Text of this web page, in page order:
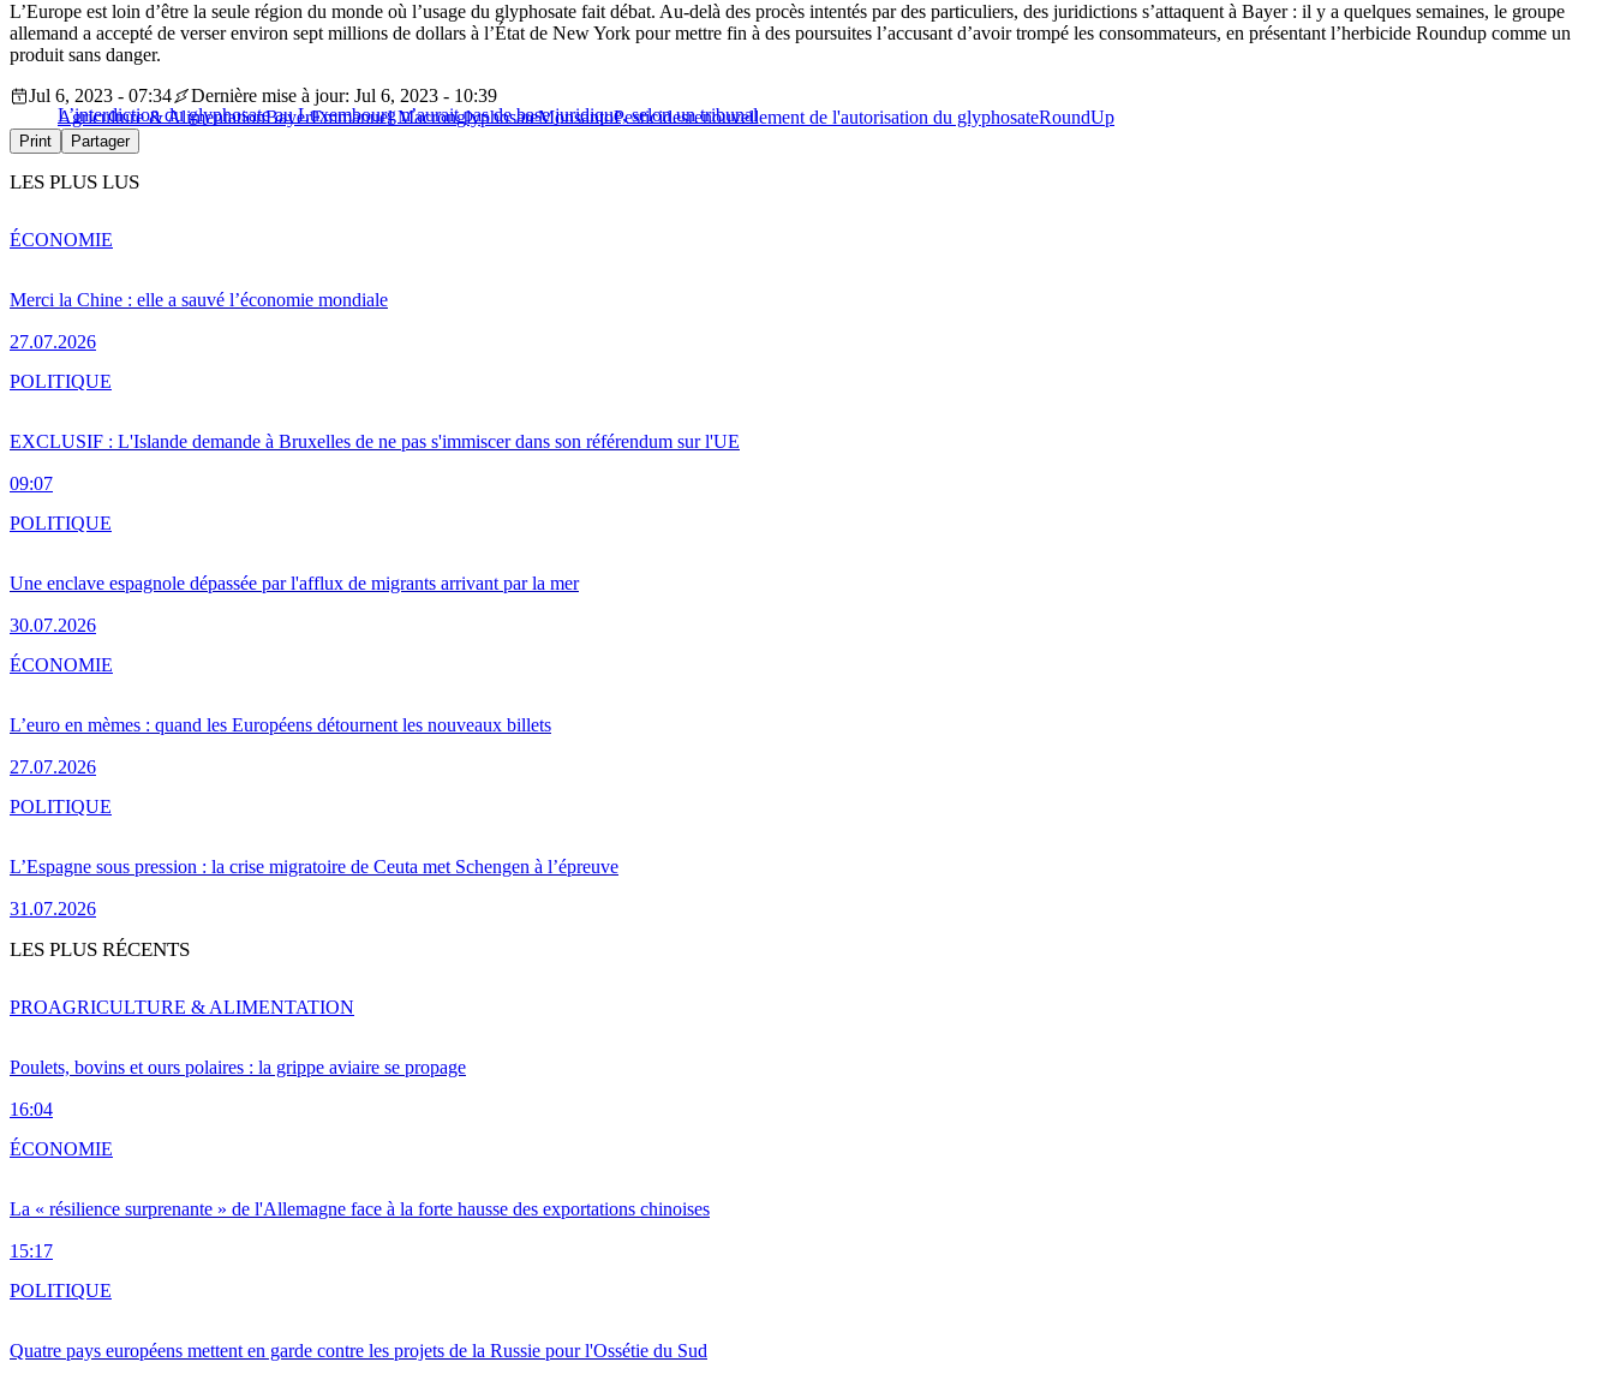
L’Europe est loin d’être la seule région du monde où l’usage du glyphosate fait débat. Au-delà des procès intentés par des particuliers, des juridictions s’attaquent à Bayer : il y a quelques semaines, le groupe
allemand a accepté de verser environ sept millions de dollars à l’État de New York pour mettre fin à des poursuites l’accusant d’avoir trompé les consommateurs, en présentant l’herbicide Roundup comme un
produit sans danger.
L’interdiction du glyphosate au Luxembourg n’aurait pas de base juridique, selon un tribunal
Jul 6, 2023 - 07:34
Dernière mise à jour: Jul 6, 2023 - 10:39
Agriculture & AlimentationBayerEmmanuel MacronglyphosateMonsantoPesticidesrenouvellement de l'autorisation du glyphosateRoundUp
Print Partager
LES PLUS LUS
Merci la Chine : elle a sauvé l’économie mondiale
27.07.2026
ÉCONOMIE
EXCLUSIF : L'Islande demande à Bruxelles de ne pas s'immiscer dans son référendum sur l'UE
09:07
POLITIQUE
Une enclave espagnole dépassée par l'afflux de migrants arrivant par la mer
30.07.2026
POLITIQUE
L’euro en mèmes : quand les Européens détournent les nouveaux billets
27.07.2026
ÉCONOMIE
L’Espagne sous pression : la crise migratoire de Ceuta met Schengen à l’épreuve
31.07.2026
POLITIQUE
LES PLUS RÉCENTS
Poulets, bovins et ours polaires : la grippe aviaire se propage
16:04
PROAGRICULTURE & ALIMENTATION
La « résilience surprenante » de l'Allemagne face à la forte hausse des exportations chinoises
15:17
ÉCONOMIE
Quatre pays européens mettent en garde contre les projets de la Russie pour l'Ossétie du Sud
POLITIQUE